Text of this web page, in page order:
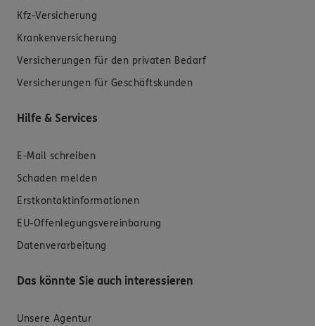
Kfz-Versicherung
Krankenversicherung
Versicherungen für den privaten Bedarf
Versicherungen für Geschäftskunden
Hilfe & Services
E-Mail schreiben
Schaden melden
Erstkontaktinformationen
EU-Offenlegungsvereinbarung
Datenverarbeitung
Das könnte Sie auch interessieren
Unsere Agentur